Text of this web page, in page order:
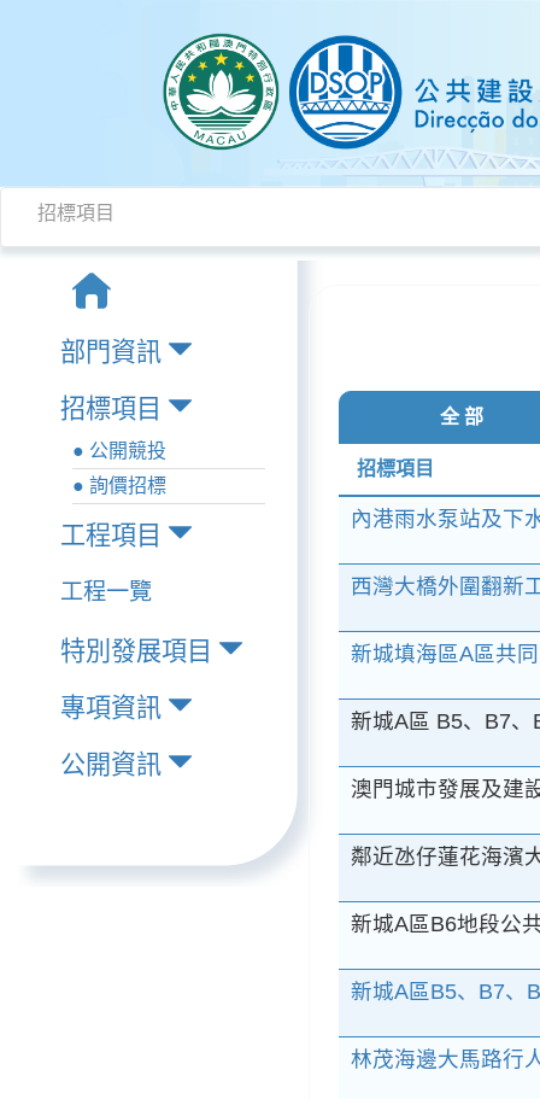
招標項目
部門資訊
招標項目
● 公開競投
● 詢價招標
工程項目
工程一覽
特別發展項目
專項資訊
公開資訊
全 部
招標項目
內港雨水泵站及下
西灣大橋外圍翻新
新城填海區A區共
新城A區 B5、B7
澳門城市發展及建
鄰近氹仔蓮花海濱
新城A區B6地段公
新城A區B5、B7、
林茂海邊大馬路行